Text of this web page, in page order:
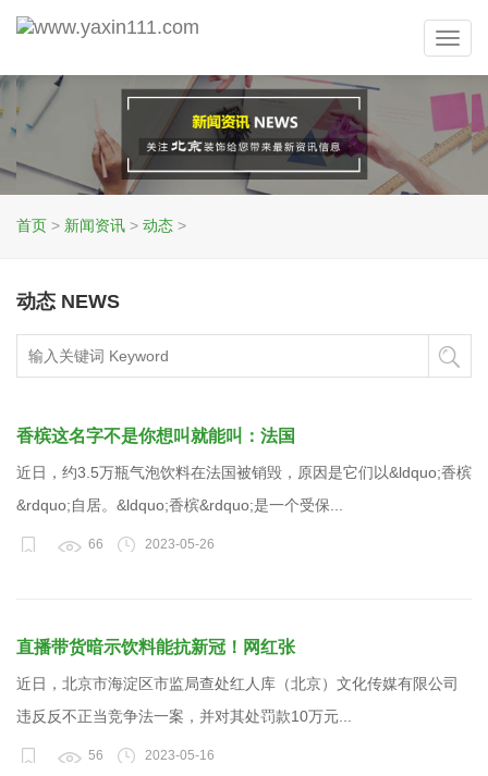
首页 > 新闻资讯 > 动态 >
动态 NEWS
香槟这名字不是你想叫就能叫：法国
近日，约3.5万瓶气泡饮料在法国被销毁，原因是它们以&ldquo;香槟
&rdquo;自居。&ldquo;香槟&rdquo;是一个受保...
66 2023-05-26
直播带货暗示饮料能抗新冠！网红张
近日，北京市海淀区市监局查处红人库（北京）文化传媒有限公司
违反反不正当竞争法一案，并对其处罚款10万元...
56 2023-05-16